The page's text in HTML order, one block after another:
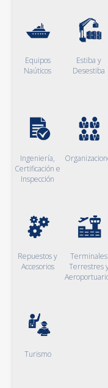
Equipos
Naúticos
Estiba y
Desestiba
Ingeniería,
Certificación e
Inspección
Repuestos y
Accesorios
Terminales
Terrestres
Turismo